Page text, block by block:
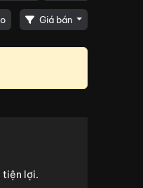
Giá bán
tiện lợi.